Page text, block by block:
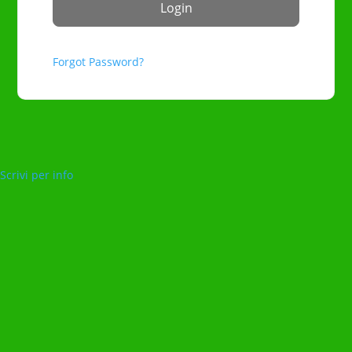
Forgot Password?
Scrivi per info